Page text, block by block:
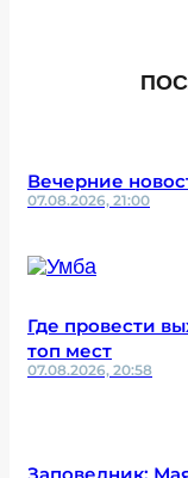
Вечерние
07.08.2026, 21:00
Где провести
топ мест
07.08.2026, 20:58